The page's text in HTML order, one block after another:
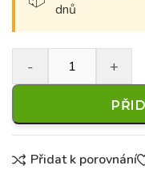
dnů
Přidat k porovnání